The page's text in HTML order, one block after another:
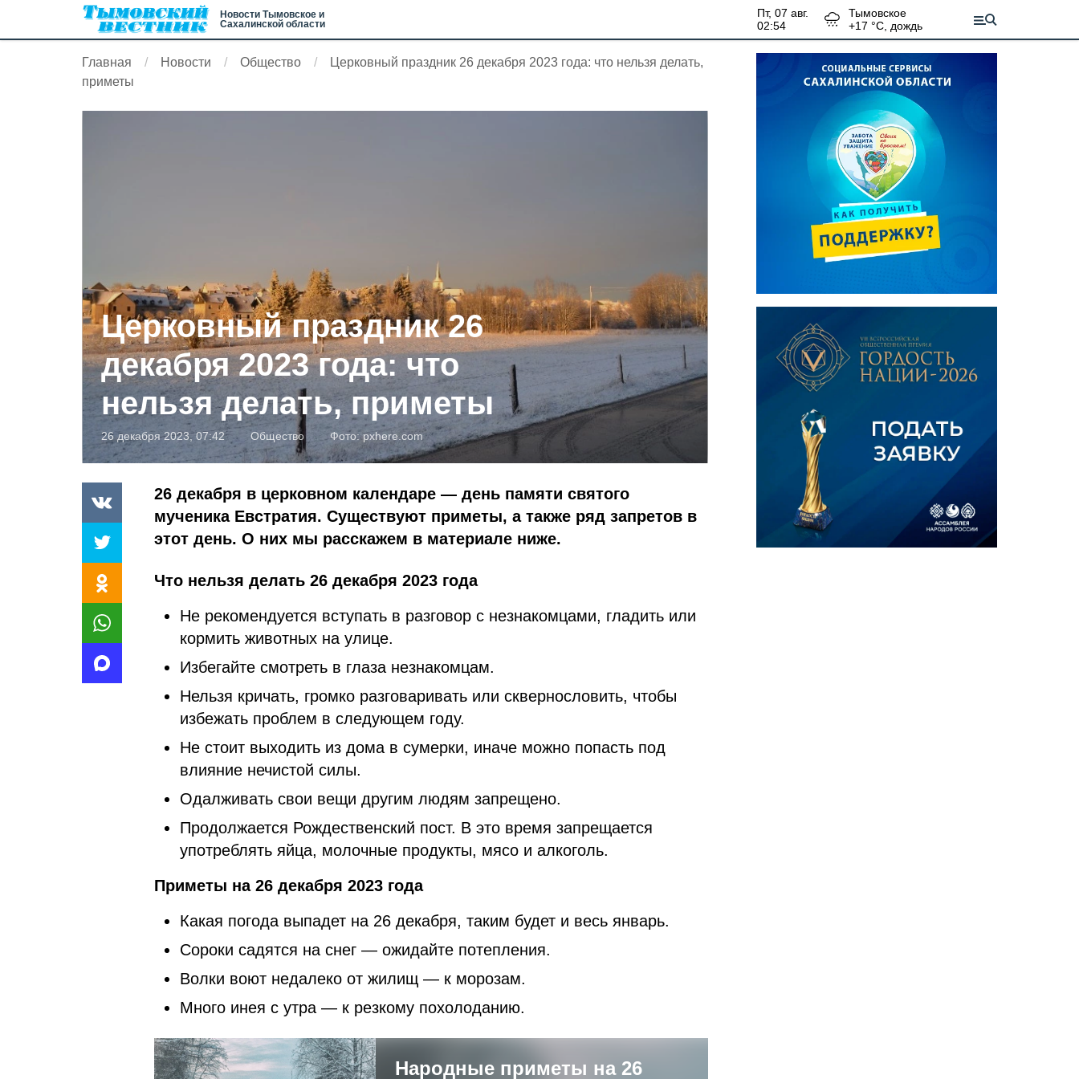
Новости Тымовское и
Сахалинской области
пт, 07 авг.
02:54
Тымовское
+17 °С, дождь
Главная Новости Общество
Церковный праздник 26 декабря 2023 года: что нельзя делать,
приметы
Церковный праздник 26
декабря 2023 года: что
нельзя делать, приметы
26 декабря 2023, 07:42 Общество Фото:pxhere.com
26 декабря в церковном календаре — день памяти святого
мученика Евстратия. Существуют приметы, а также ряд запретов в
этот день. О них мы расскажем в материале ниже.
Что нельзя делать 26 декабря 2023 года
Не рекомендуется вступать в разговор с незнакомцами, гладить или
кормить животных на улице.
Избегайте смотреть в глаза незнакомцам.
Нельзя кричать, громко разговаривать или сквернословить, чтобы
избежать проблем в следующем году.
Не стоит выходить из дома в сумерки, иначе можно попасть под
влияние нечистой силы.
Одалживать свои вещи другим людям запрещено.
Продолжается Рождественский пост. В это время запрещается
употреблять яйца, молочные продукты, мясо и алкоголь.
Приметы на 26 декабря 2023 года
Какая погода выпадет на 26 декабря, таким будет и весь январь.
Сороки садятся на снег — ожидайте потепления.
Волки воют недалеко от жилищ — к морозам.
Много инея с утра — к резкому похолоданию.
Народные приметы на 26